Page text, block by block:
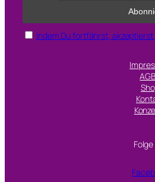
Indem Du fortfährst,